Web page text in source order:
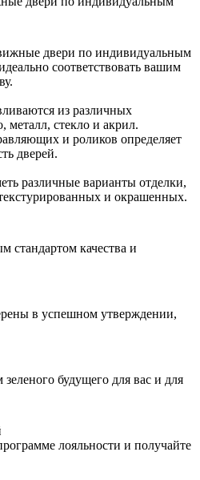
двери по индивидуальным
соответствовать вашим
из различных
металл, стекло и акрил.
и роликов определяет
дверей.
различные варианты отделки,
и окрашенных.
качества и
в успешном утверждении,
будущего для вас и для
лояльности и получайте